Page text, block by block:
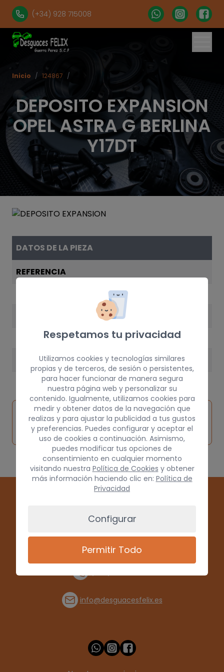
(+34) 928 715008
DEPOSITO EXPANSION
OPEL ASTRA G BERLINA
Y17DT
Inicio / 124867 /
DATOS DE LA PIEZA
REFERENCIA
Inspeccionar
vehículo de
origen
Solicitar
pieza
Consultar
por
info@desguacesfelix.es
Respetamos tu privacidad
Utilizamos cookies y tecnologías similares
propias y de terceros, de sesión o persistentes,
para hacer funcionar de manera segura
nuestra página web y personalizar su
contenido. Igualmente, utilizamos cookies para
medir y obtener datos de la navegación que
realizas y para ajustar la publicidad a tus gustos
y preferencias. Puedes configurar y aceptar el
uso de cookies a continuación. Asimismo,
puedes modificar tus opciones de
consentimiento en cualquier momento
visitando nuestra Política de Cookies y obtener
más información haciendo clic en: Política de
Privacidad
Configurar
Permitir Todo